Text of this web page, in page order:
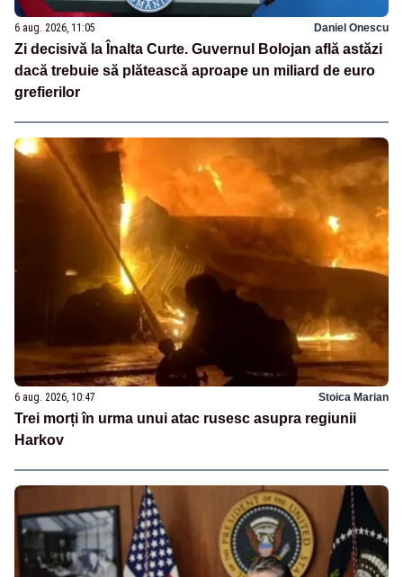
6 aug. 2026, 11:05 Daniel Onescu
Zi decisivă la Înalta Curte. Guvernul Bolojan află astăzi
dacă trebuie să plătească aproape un miliard de euro
grefierilor
6 aug. 2026, 10:47 Stoica Marian
Trei morți în urma unui atac rusesc asupra regiunii
Harkov